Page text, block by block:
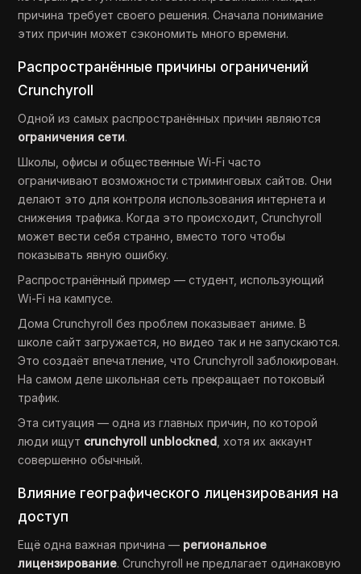
причина требует своего решения. Сначала понимание
этих причин может сэкономить много времени.
Распространённые причины ограничений
Crunchyroll
Одной из самых распространённых причин являются
ограничения сети.
Школы, офисы и общественные Wi-Fi часто
ограничивают возможности стриминговых сайтов. Они
делают это для контроля использования интернета и
снижения трафика. Когда это происходит, Crunchyroll
может вести себя странно, вместо того чтобы
показывать явную ошибку.
Распространённый пример — студент, использующий
Wi-Fi на кампусе.
Дома Crunchyroll без проблем показывает аниме. В
школе сайт загружается, но видео так и не запускаются.
Это создаёт впечатление, что Crunchyroll заблокирован.
На самом деле школьная сеть прекращает потоковый
трафик.
Эта ситуация — одна из главных причин, по которой
люди ищут crunchyroll unblockned , хотя их аккаунт
совершенно обычный.
Влияние географического лицензирования на
доступ
Ещё одна важная причина — региональное
лицензирование. Crunchyroll не предлагает одинаковую